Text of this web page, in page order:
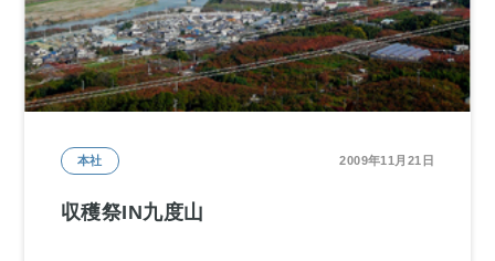
本社 2009年11月21日
収穫祭IN九度山